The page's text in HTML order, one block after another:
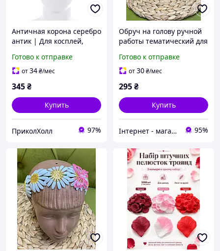
Античная корона серебро
антик | Для косплей,
тематических праздников
Готово к отправке
от34₴/мес
345₴
Купить
ПриколХолл 97%
Обруч на голову ручной
работы тематический для
Готово к отправке
от30₴/мес
295₴
Купить
Інтернет - магазин одягу та взуття Зiрочка 95%